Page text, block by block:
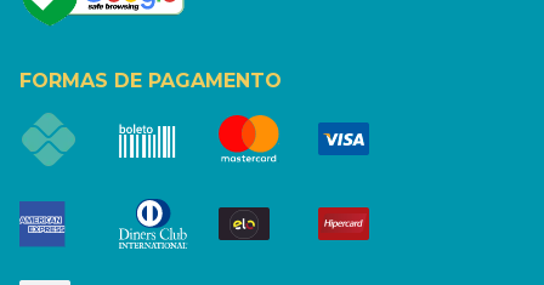
FORMAS DE PAGAMENTO